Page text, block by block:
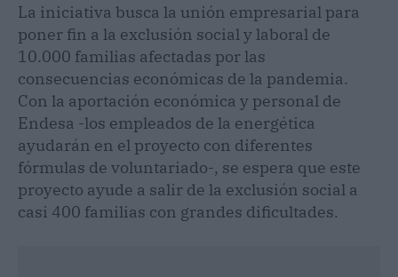
La iniciativa busca la unión empresarial para
poner fin a la exclusión social y laboral de
10.000 familias afectadas por las
consecuencias económicas de la pandemia.
Con la aportación económica y personal de
Endesa -los empleados de la energética
ayudarán en el proyecto con diferentes
fórmulas de voluntariado-, se espera que este
proyecto ayude a salir de la exclusión social a
casi 400 familias con grandes dificultades.